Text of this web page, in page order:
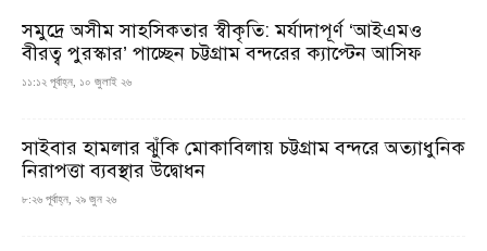
সমুদ্রে অসীম সাহসিকতার স্বীকৃতি: মর্যাদাপূর্ণ ‘আইএমও
বীরত্ব পুরস্কার’ পাচ্ছেন চট্টগ্রাম বন্দরের ক্যাপ্টেন আসিফ
১১:১২ পূর্বাহ্ন, ১০ জুলাই ২৬
সাইবার হামলার ঝুঁকি মোকাবিলায় চট্টগ্রাম বন্দরে অত্যাধুনিক
নিরাপত্তা ব্যবস্থার উদ্বোধন
৮:২৬ পূর্বাহ্ন, ২৯ জুন ২৬